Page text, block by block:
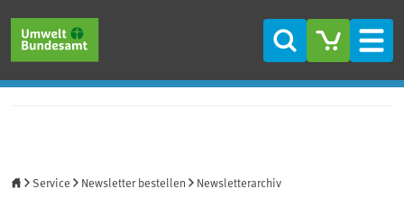
Suche
Service Newsletter bestellen Newsletterarchiv